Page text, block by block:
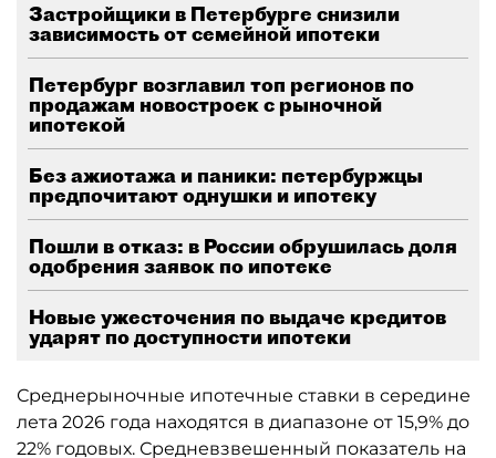
Застройщики в Петербурге снизили
зависимость от семейной ипотеки
Петербург возглавил топ регионов по
продажам новостроек с рыночной
ипотекой
Без ажиотажа и паники: петербуржцы
предпочитают однушки и ипотеку
Пошли в отказ: в России обрушилась доля
одобрения заявок по ипотеке
Новые ужесточения по выдаче кредитов
ударят по доступности ипотеки
Среднерыночные ипотечные ставки в середине
лета 2026 года находятся в диапазоне от 15,9% до
22% годовых. Средневзвешенный показатель на